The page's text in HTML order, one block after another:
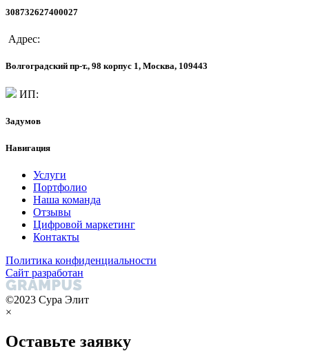
308732627400027
Адрес:
Волгоградский пр-т., 98 корпус 1, Москва, 109443
ИП:
Задумов
Навигация
Услуги
Портфолио
Наша команда
Отзывы
Цифровой маркетинг
Контакты
Политика конфиденциальности
Сайт разработан
©2023 Сура Элит
×
Оставьте заявку